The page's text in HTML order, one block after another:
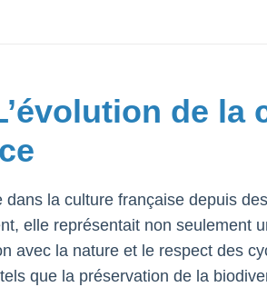
de la
la culture française depuis
elle représentait non seulement
avec la nature et le respect des
que la préservation de la